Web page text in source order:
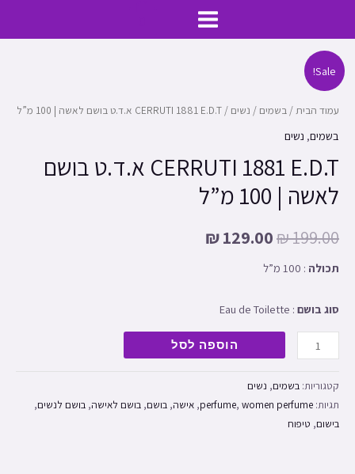
MAIN
MENU
Sale!
עמוד הבית/ בשמים / נשים / CERRUTI 1881 E.D.T א.ד.ט בושם לאשה | 100 מ”ל
בשמים, נשים
CERRUTI 1881 E.D.T א.ד.ט בושם
לאשה | 100 מ”ל
₪199.00
₪129.00
תכולה :
סוג בושם :
כמות
של
CERRUTI
1881
א.ד.ט
בושם
|
הוספה לסל
קטגוריות: בשמים, נשים
תגיות:
perfume, women perfume
, אישה, בושם, בושם לאישה, בושם לנשים,
בישום, טיפוח